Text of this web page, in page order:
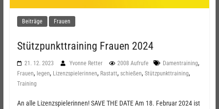
Beiträge Frauen
Stützpunkttraining Frauen 2024
21. 12. 2023 Yvonne Retter 2008 Aufrufe Damentraining,
Frauen, legen, Lizenzspielerinnen, Rastatt, schießen, Stützpunkttraining,
Training
An alle Lizenzspielerinnen! SAVE THE DATE Am 18. Februar 2024 ist